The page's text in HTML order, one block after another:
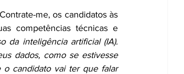
me, os candidatos às
competências técnicas e
da inteligência artificial (IA).
dados, como se estivesse
o candidato vai ter que falar